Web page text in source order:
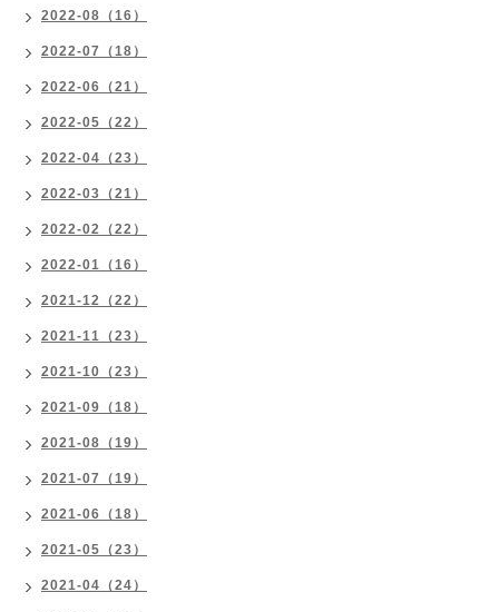
2022-08（16）
2022-07（18）
2022-06（21）
2022-05（22）
2022-04（23）
2022-03（21）
2022-02（22）
2022-01（16）
2021-12（22）
2021-11（23）
2021-10（23）
2021-09（18）
2021-08（19）
2021-07（19）
2021-06（18）
2021-05（23）
2021-04（24）